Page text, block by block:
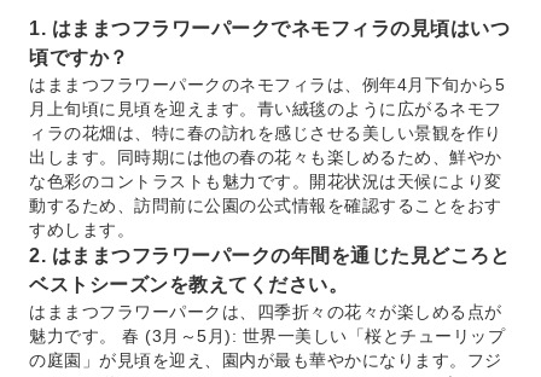
1. はままつフラワーパークでネモフィラの見頃はいつ
頃ですか？
はままつフラワーパークのネモフィラは、例年4月下旬から5
月上旬頃に見頃を迎えます。青い絨毯のように広がるネモフ
ィラの花畑は、特に春の訪れを感じさせる美しい景観を作り
出します。同時期には他の春の花々も楽しめるため、鮮やか
な色彩のコントラストも魅力です。開花状況は天候により変
動するため、訪問前に公園の公式情報を確認することをおす
すめします。
2. はままつフラワーパークの年間を通じた見どころと
ベストシーズンを教えてください。
はままつフラワーパークは、四季折々の花々が楽しめる点が
魅力です。 春 (3月～5月): 世界一美しい「桜とチューリップ
の庭園」が見頃を迎え、園内が最も華やかになります。フジ